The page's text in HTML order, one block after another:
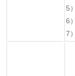
5
6
7